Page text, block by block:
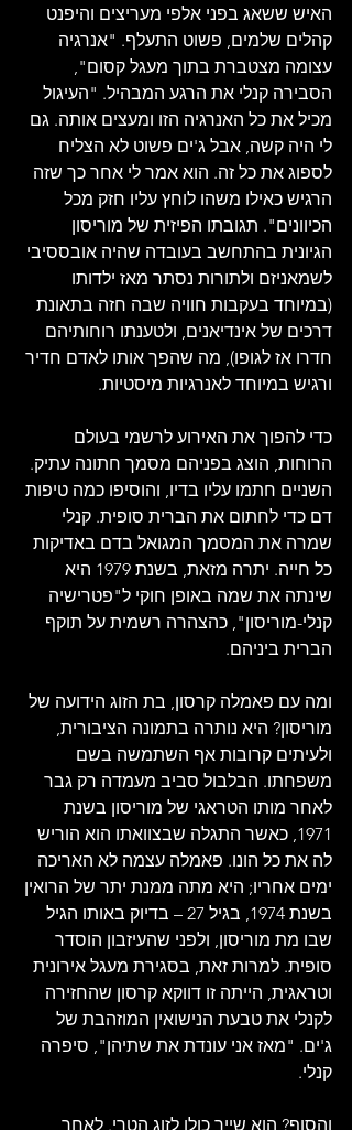
האיש ששאג בפני אלפי מעריצים והיפנט
קהלים שלמים, פשוט התעלף. "אנרגיה
עצומה מצטברת בתוך מעגל קסום",
הסבירה קנלי את הרגע המבהיל. "העיגול
מכיל את כל האנרגיה הזו ומעצים אותה. גם
לי היה קשה, אבל ג'ים פשוט לא הצליח
לספוג את כל זה. הוא אמר לי אחר כך שזה
הרגיש כאילו משהו לוחץ עליו חזק מכל
הכיוונים". תגובתו הפיזית של מוריסון
הגיונית בהתחשב בעובדה שהיה אובססיבי
לשמאניזם ולתורות נסתר מאז ילדותו
(במיוחד בעקבות חוויה שבה חזה בתאונת
דרכים של אינדיאנים, ולטענתו רוחותיהם
חדרו אז לגופו), מה שהפך אותו לאדם חדיר
ורגיש במיוחד לאנרגיות מיסטיות.
כדי להפוך את האירוע לרשמי בעולם
הרוחות, הוצג בפניהם מסמך חתונה עתיק.
השניים חתמו עליו בדיו, והוסיפו כמה טיפות
דם כדי לחתום את הברית סופית. קנלי
שמרה את המסמך המגואל בדם באדיקות
כל חייה. יתרה מזאת, בשנת 1979 היא
שינתה את שמה באופן חוקי ל"פטרישיה
קנלי-מוריסון", כהצהרה רשמית על תוקף
הברית ביניהם.
ומה עם פאמלה קרסון, בת הזוג הידועה של
מוריסון? היא נותרה בתמונה הציבורית,
ולעיתים קרובות אף השתמשה בשם
משפחתו. הבלבול סביב מעמדה רק גבר
לאחר מותו הטראגי של מוריסון בשנת
1971, כאשר התגלה שבצוואתו הוא הוריש
לה את כל הונו. פאמלה עצמה לא האריכה
ימים אחריו; היא מתה ממנת יתר של הרואין
בשנת 1974, בגיל 27 – בדיוק באותו הגיל
שבו מת מוריסון, ולפני שהעיזבון הוסדר
סופית. למרות זאת, בסגירת מעגל אירונית
וטראגית, הייתה זו דווקא קרסון שהחזירה
לקנלי את טבעת הנישואין המוזהבת של
ג'ים. "מאז אני עונדת את שתיהן", סיפרה
קנלי.
והסוף? הוא שייך כולו לזוג הטרי. לאחר